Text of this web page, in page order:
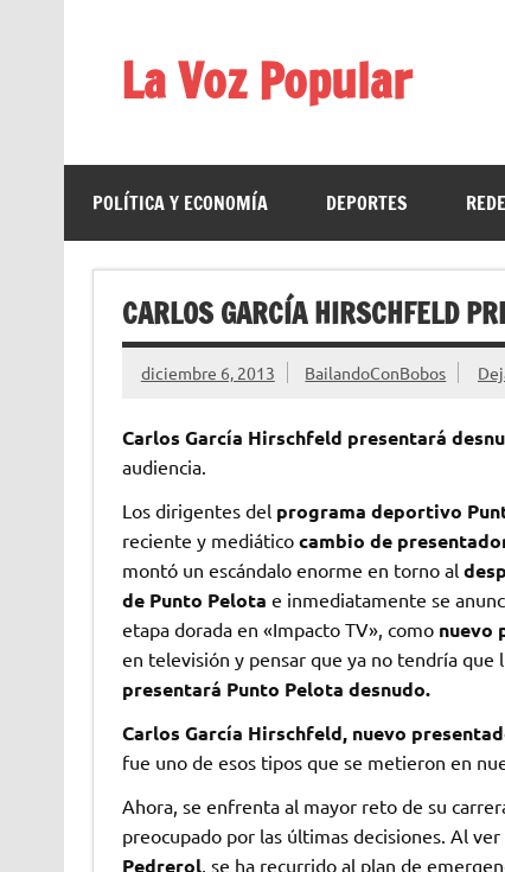
La Voz Popular
POLÍTICA Y ECONOMÍA DEPORTES
CARLOS GARCÍA HIRSCHFELD
diciembre 6, 2013 BailandoConBobos
Carlos García Hirschfeld presentará
audiencia.
Los dirigentes del programa deportivo
reciente y mediático cambio de
montó un escándalo enorme en torno al
de Punto Pelota e inmediatamente se
etapa dorada en «Impacto TV», como nuevo
en televisión y pensar que ya no tendría
presentará Punto Pelota desnudo.
Carlos García Hirschfeld, nuevo
fue uno de esos tipos que se metieron en
Ahora, se enfrenta al mayor reto de su
preocupado por las últimas decisiones. Al
Pedrerol, se ha recurrido al plan de